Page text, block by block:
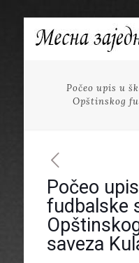
Počeo upis u
Opštinskog
Počeo
fudbalske
saveza